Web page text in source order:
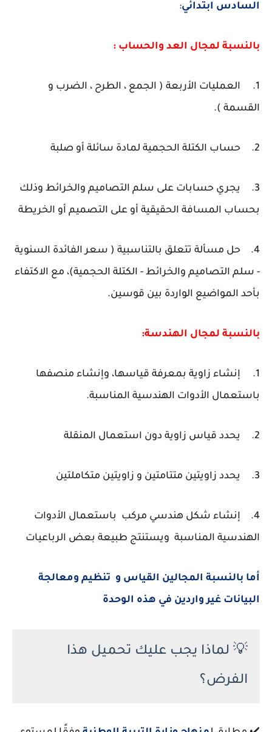
السادس ابتدائي:
بالنسبة لمجال العد والحساب :
1.
العمليات الأربعة ( الجمع ، الطرح ، الضرب و
القسمة ).
2. حساب الكتلة الحجمية لمادة سائلة أو صلبة
3.
يجري حسابات على سلم التصاميم والخرائط وذلك
بحساب المسافة الحقيقية أو على التصميم أو الخريطة
4.
حل مسألة تتعلق بالتناسبية ( سعر الفائدة السنوية
- سلم التصاميم والخرائط - الكتلة الحجمية)، مع الاكتفاء
بأحد المواضيع الواردة بين قوسين.
بالنسبة لمجال الهندسة:
1.
إنشاء زاوية بمعرفة قياسها، وإنشاء منصفها
باستعمال الأدوات الهندسية المناسبة.
2. يحدد قياس زاوية دون استعمال المنقلة
3. يحدد زاويتين متتامتين و زاويتين متكاملتين
4.
إنشاء شكل هندسي مركب باستعمال الأدوات
الهندسية المناسبة ويستنتج طبيعة بعض الرباعيات
أما بالنسبة المجالين القياس و تنظيم ومعالجة
البيانات غير واردين في هذه الوحدة
💡 لماذا يجب عليك تحميل هذا
الفرض؟